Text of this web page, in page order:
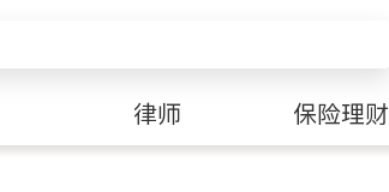
律师 保险理财